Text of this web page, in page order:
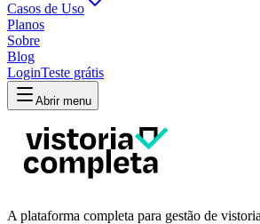
Casos de Uso
Planos
Sobre
Blog
LoginTeste grátis
Abrir menu
A plataforma completa para gestão de